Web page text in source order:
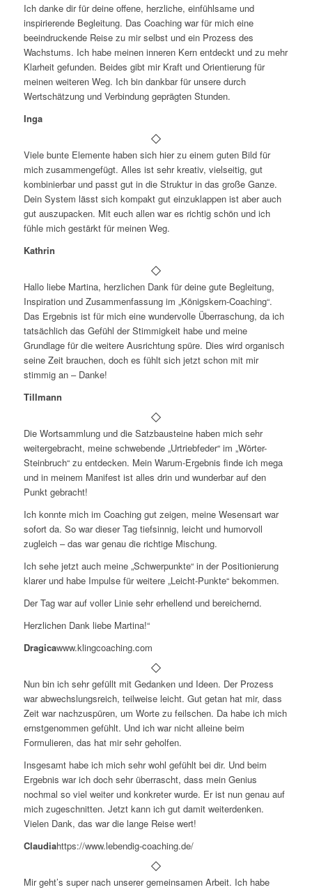
Ich danke dir für deine offene, herzliche, einfühlsame und
inspirierende Begleitung. Das Coaching war für mich eine
beeindruckende Reise zu mir selbst und ein Prozess des
Wachstums. Ich habe meinen inneren Kern entdeckt und zu mehr
Klarheit gefunden. Beides gibt mir Kraft und Orientierung für
meinen weiteren Weg. Ich bin dankbar für unsere durch
Wertschätzung und Verbindung geprägten Stunden.
Inga
Viele bunte Elemente haben sich hier zu einem guten Bild für
mich zusammengefügt. Alles ist sehr kreativ, vielseitig, gut
kombinierbar und passt gut in die Struktur in das große Ganze.
Dein System lässt sich kompakt gut einzuklappen ist aber auch
gut auszupacken. Mit euch allen war es richtig schön und ich
fühle mich gestärkt für meinen Weg.
Kathrin
Hallo liebe Martina, herzlichen Dank für deine gute Begleitung,
Inspiration und Zusammenfassung im „Königskern-Coaching“.
Das Ergebnis ist für mich eine wundervolle Überraschung, da ich
tatsächlich das Gefühl der Stimmigkeit habe und meine
Grundlage für die weitere Ausrichtung spüre. Dies wird organisch
seine Zeit brauchen, doch es fühlt sich jetzt schon mit mir
stimmig an – Danke!
Tillmann
Die Wortsammlung und die Satzbausteine haben mich sehr
weitergebracht, meine schwebende „Urtriebfeder“ im „Wörter-
Steinbruch“ zu entdecken. Mein Warum-Ergebnis finde ich mega
und in meinem Manifest ist alles drin und wunderbar auf den
Punkt gebracht!
Ich konnte mich im Coaching gut zeigen, meine Wesensart war
sofort da. So war dieser Tag tiefsinnig, leicht und humorvoll
zugleich – das war genau die richtige Mischung.
Ich sehe jetzt auch meine „Schwerpunkte“ in der Positionierung
klarer und habe Impulse für weitere „Leicht-Punkte“ bekommen.
Der Tag war auf voller Linie sehr erhellend und bereichernd.
Herzlichen Dank liebe Martina!“
Dragicawww.klingcoaching.com
Nun bin ich sehr gefüllt mit Gedanken und Ideen. Der Prozess
war abwechslungsreich, teilweise leicht. Gut getan hat mir, dass
Zeit war nachzuspüren, um Worte zu feilschen. Da habe ich mich
ernstgenommen gefühlt. Und ich war nicht alleine beim
Formulieren, das hat mir sehr geholfen.
Insgesamt habe ich mich sehr wohl gefühlt bei dir. Und beim
Ergebnis war ich doch sehr überrascht, dass mein Genius
nochmal so viel weiter und konkreter wurde. Er ist nun genau auf
mich zugeschnitten. Jetzt kann ich gut damit weiterdenken.
Vielen Dank, das war die lange Reise wert!
Claudiahttps://www.lebendig-coaching.de/
Mir geht’s super nach unserer gemeinsamen Arbeit. Ich habe